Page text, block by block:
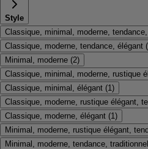
Style
Classique, minimal, moderne,
Classique, moderne, tendance, élégant (
Minimal, moderne (2)
Classique, minimal, moderne, rustique
Classique, minimal, élégant (1)
Classique, moderne, rustique élégant,
Classique, moderne, élégant (1)
Minimal, moderne, rustique élégant,
Minimal, moderne, tendance,